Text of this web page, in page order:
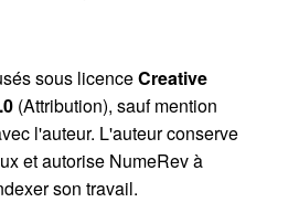
sous licenceCreative
(Attribution), sauf mention
l'auteur. L'auteur conserve
et autorise NumeRev à
son travail.